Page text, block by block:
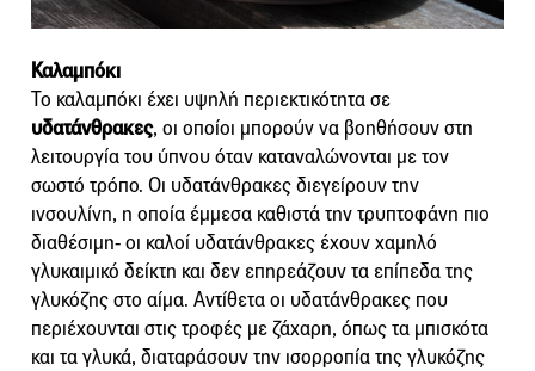
Καλαμπόκι
Το καλαμπόκι έχει υψηλή περιεκτικότητα σε
υδατάνθρακες, οι οποίοι μπορούν να βοηθήσουν στη
λειτουργία του ύπνου όταν καταναλώνονται με τον
σωστό τρόπο. Οι υδατάνθρακες διεγείρουν την
ινσουλίνη, η οποία έμμεσα καθιστά την τρυπτοφάνη πιο
διαθέσιμη- οι καλοί υδατάνθρακες έχουν χαμηλό
γλυκαιμικό δείκτη και δεν επηρεάζουν τα επίπεδα της
γλυκόζης στο αίμα. Αντίθετα οι υδατάνθρακες που
περιέχουνται στις τροφές με ζάχαρη, όπως τα μπισκότα
και τα γλυκά, διαταράσουν την ισορροπία της γλυκόζης